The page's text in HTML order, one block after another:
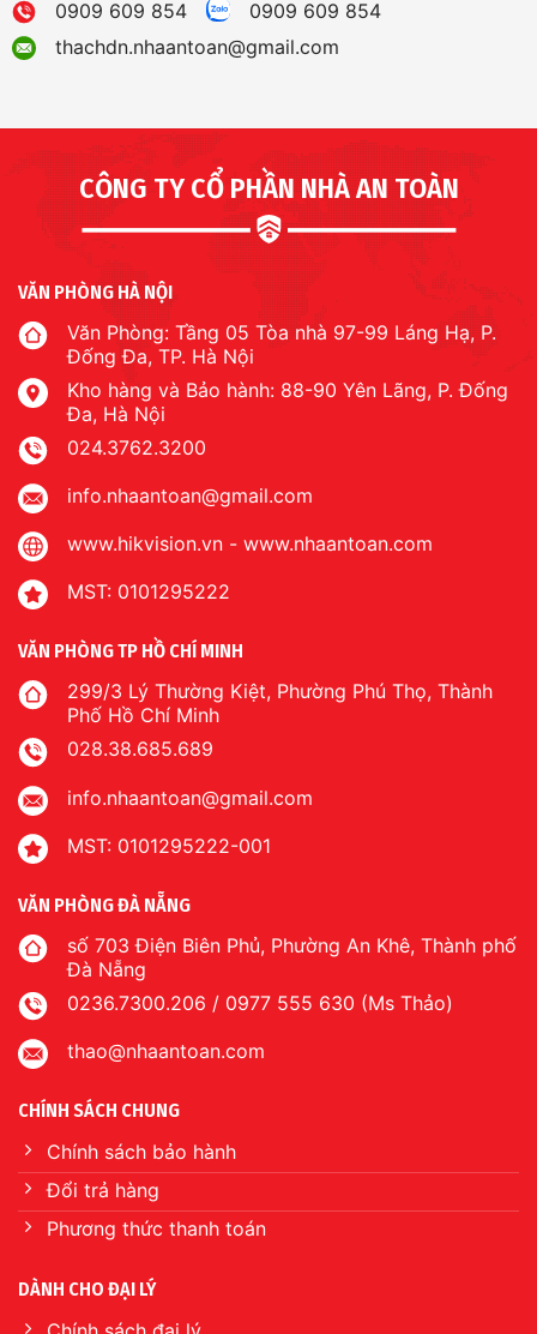
0909 609 854
0909 609 854
thachdn.nhaantoan@gmail.com
CÔNG TY CỔ PHẦN NHÀ AN TOÀN
VĂN PHÒNG HÀ NỘI
Văn Phòng: Tầng 05 Tòa nhà 97-99 Láng Hạ, P.
Đống Đa, TP. Hà Nội
Kho hàng và Bảo hành: 88-90 Yên Lãng, P. Đống
Đa, Hà Nội
024.3762.3200
info.nhaantoan@gmail.com
www.hikvision.vn - www.nhaantoan.com
MST: 0101295222
VĂN PHÒNG TP HỒ CHÍ MINH
299/3 Lý Thường Kiệt, Phường Phú Thọ, Thành
Phố Hồ Chí Minh
028.38.685.689
info.nhaantoan@gmail.com
MST: 0101295222-001
VĂN PHÒNG ĐÀ NẴNG
số 703 Điện Biên Phủ, Phường An Khê, Thành phố
Đà Nẵng
0236.7300.206 / 0977 555 630 (Ms Thảo)
thao@nhaantoan.com
CHÍNH SÁCH CHUNG
Chính sách bảo hành
Đổi trả hàng
Phương thức thanh toán
DÀNH CHO ĐẠI LÝ